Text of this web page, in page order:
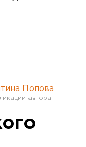
Попова